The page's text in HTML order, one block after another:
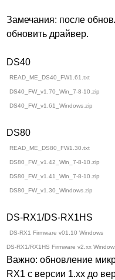
Замечания: после
обновить драйвер.
DS40
READ_ME_DS40_FW1.61.txt
DS40_FW_v1.70_Win_7-8-10.zip
DS40_FW_v1.61_Windows.zip
DS80
READ_ME_DS80_FW1.30.txt
DS80_FW_v1.42_Win_7-8-10.zip
DS80_FW_v1.41_Win_7-8-10.zip
DS80_FW_v1.30_Windows.zip
DS-RX1/DS-RX1HS
DS-RX1 Firmware v01.10 Windows
DS-RX1/RX1HS Firmware v2.xx
Важно: обновление
RX1 с версии 1.хх до